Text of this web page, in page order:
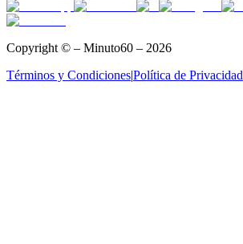
Copyright © – Minuto60 – 2026
Términos y Condiciones|Política de Privacidad